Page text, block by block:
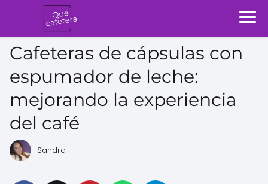
Cafeteras de cápsulas con
espumador de leche:
mejorando la experiencia
del café
Sandra